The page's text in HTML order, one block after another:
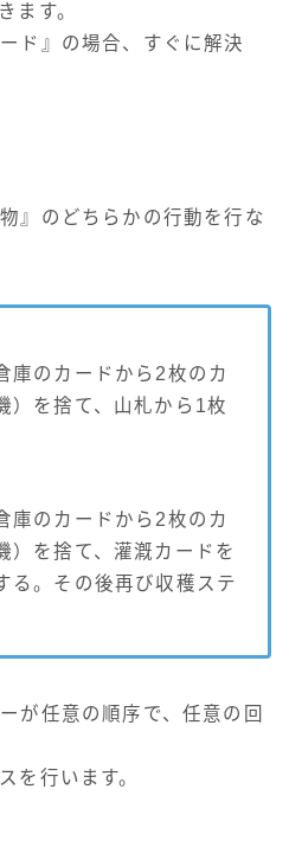
ます。
ド』の場合、すぐに解決
』のどちらかの行動を行な
庫のカードから2枚のカ
）を捨て、山札から1枚
庫のカードから2枚のカ
）を捨て、灌漑カードを
る。その後再び収穫ステ
が任意の順序で、任意の回
を行います。